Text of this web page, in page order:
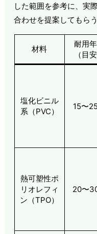
した範囲を参考に、実
合わせを提案してもら
材料
耐用
（目安
塩化ビニル
系（PVC）
15〜
熱可塑性ポ
リオレフィ
ン（TPO）
20〜